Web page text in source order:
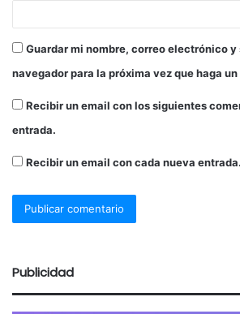
Guardar mi nombre, correo electrónico
navegador para la próxima vez que haga
Recibir un email con los siguientes
entrada.
Recibir un email con cada nueva entrada.
Publicidad